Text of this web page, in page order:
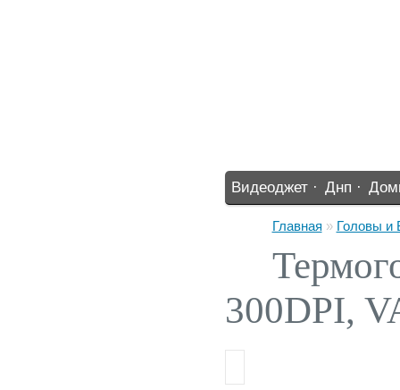
Видеоджет · Днп ·
Главная » Головы и
300DPI,